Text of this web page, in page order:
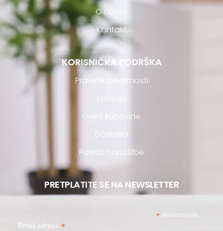
O nama
Kontakt
KORISNIČKA PODRŠKA
Pravilnik privatnosti
Uvjeti kupovine
Dostava
Povrat narudžbe
PRETPLATITE SE NA NEWSLETTER
*obavezno polje
Email adresa *